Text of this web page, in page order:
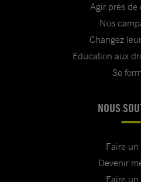
Agir près de
Nos
Changez
Education aux
Se
NOUS
Faire un
Devenir
Faire un